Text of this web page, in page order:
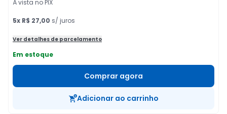
À vista no PIX
5x R$ 27,00 s/ juros
Ver detalhes de parcelamento
Em estoque
Comprar agora
Adicionar ao carrinho